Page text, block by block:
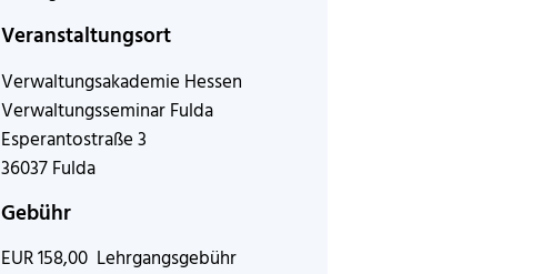
Veranstaltungsort
Verwaltungsakademie Hessen
Verwaltungsseminar Fulda
Esperantostraße 3
36037 Fulda
Gebühr
EUR 158,00 Lehrgangsgebühr